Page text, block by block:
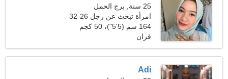
25 سنة, برج الحمل
امرأة تبحث عن رجل 26-32
164 سم (5'5")، 50 كجم
(110 رطل)
قران
Adi